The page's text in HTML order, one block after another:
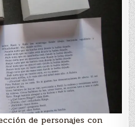
de personajes con